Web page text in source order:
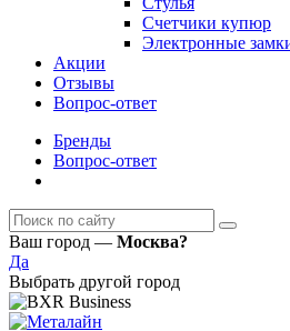
Счетчики купюр
Электронные
Акции
Отзывы
Вопрос-ответ
Бренды
Вопрос-ответ
Ваш город — Москва?
Да
Выбрать другой город